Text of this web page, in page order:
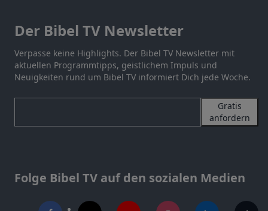
Der Bibel TV Newsletter
Verpasse keine Highlights. Der Bibel TV Newsletter mit
aktuellen Programmtipps, geistlichem Impuls und
Neuigkeiten rund um Bibel TV informiert Dich jede Woche.
Gratis
anfordern
Folge Bibel TV auf den sozialen Medien